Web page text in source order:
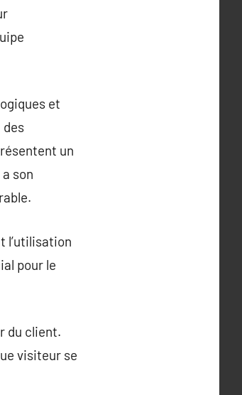
et
des
un
son
l’utilisation
pour le
du client.
visiteur se